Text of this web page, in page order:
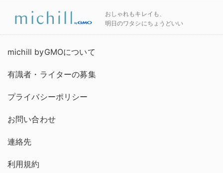
おしゃれもキレイも、
明日のワタシにちょうどいい
michill byGMOについて
有識者・ライターの募集
プライバシーポリシー
お問い合わせ
連絡先
利用規約